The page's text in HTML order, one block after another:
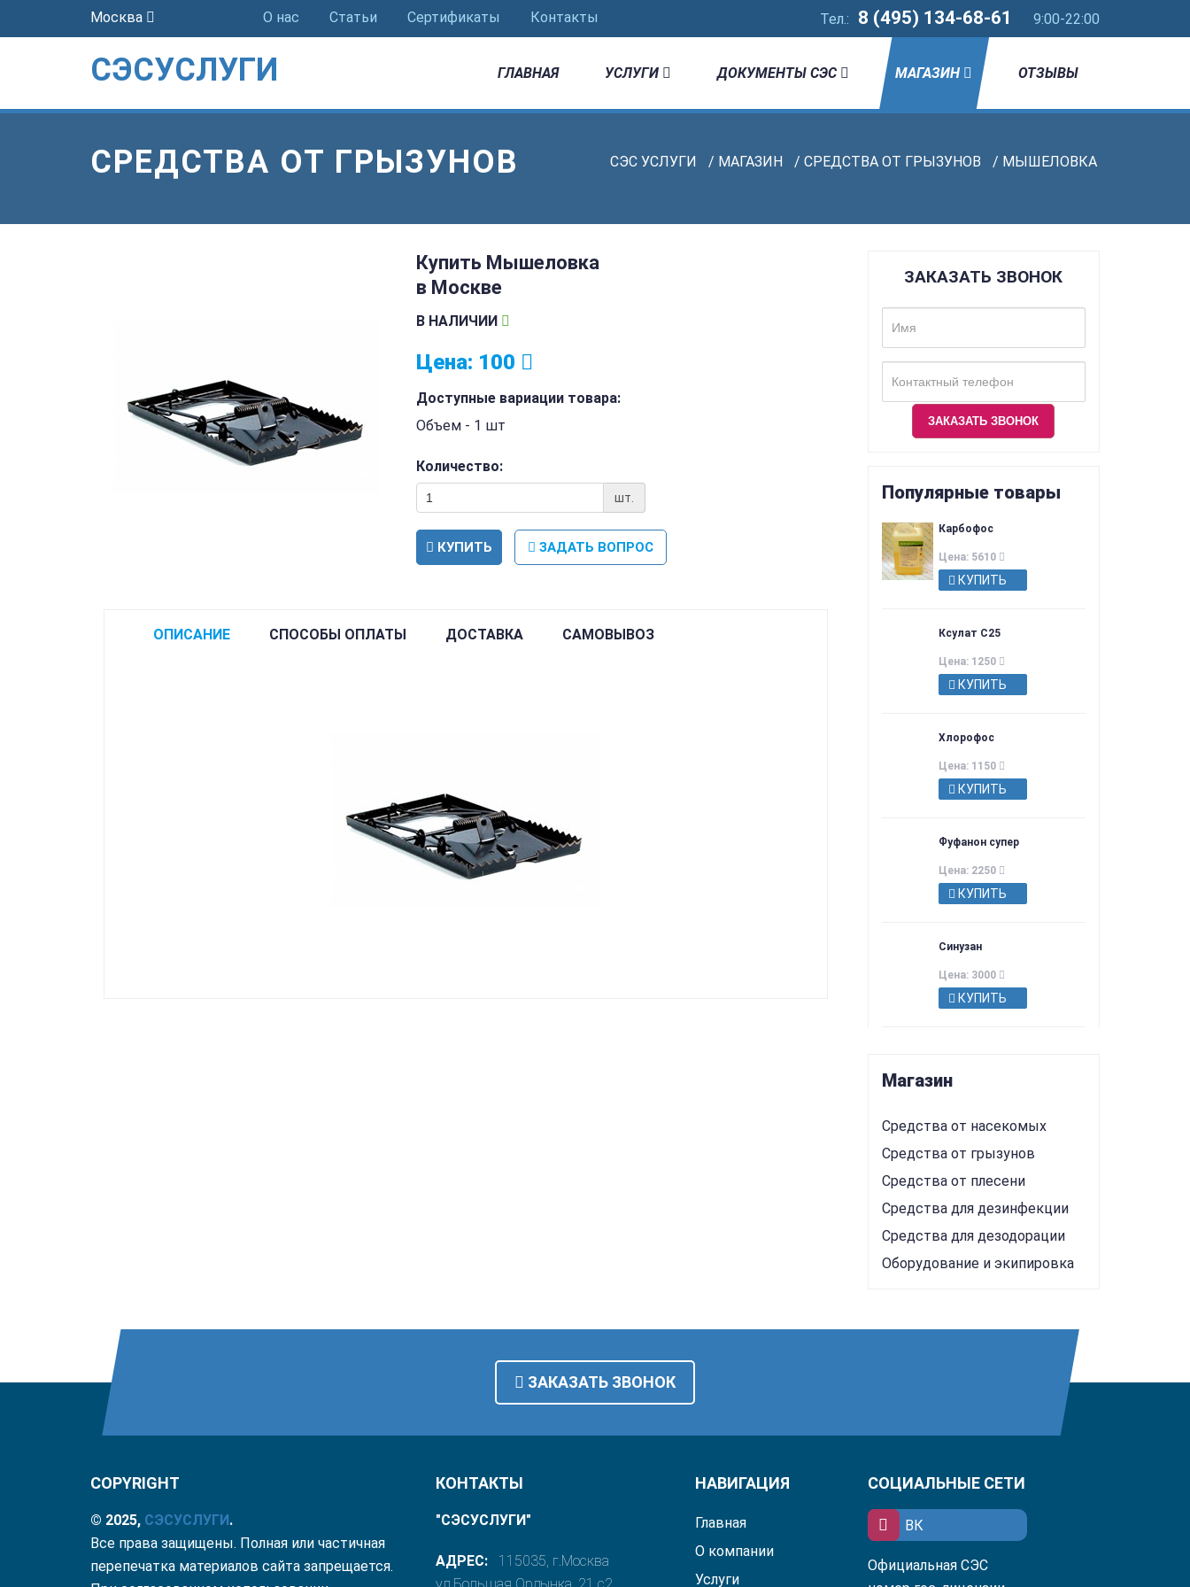
Москва О нас Статьи Сертификаты Контакты Тел.: 8 (495) 134-68-61 9:00-22:00
СЭСУСЛУГИ ГЛАВНАЯ УСЛУГИ ДОКУМЕНТЫ СЭС МАГАЗИН ОТЗЫВЫ
СРЕДСТВА ОТ ГРЫЗУНОВ СЭС УСЛУГИ / МАГАЗИН / СРЕДСТВА ОТ ГРЫЗУНОВ / МЫШЕЛОВКА
Купить Мышеловка
в Москве
В НАЛИЧИИ
Цена: 100
Доступные вариации товара:
Объем - 1 шт
Количество:
шт.
КУПИТЬ ЗАДАТЬ ВОПРОС
ОПИСАНИЕ СПОСОБЫ ОПЛАТЫ ДОСТАВКА САМОВЫВОЗ
ЗАКАЗАТЬ ЗВОНОК
Популярные товары
Карбофос
Цена: 5610
КУПИТЬ
Ксулат С25
Цена: 1250
КУПИТЬ
Хлорофос
Цена: 1150
КУПИТЬ
Фуфанон супер
Цена: 2250
КУПИТЬ
Синузан
Цена: 3000
КУПИТЬ
Магазин
Средства от насекомых
Средства от грызунов
Средства от плесени
Средства для дезинфекции
Средства для дезодорации
Оборудование и экипировка
ЗАКАЗАТЬ ЗВОНОК
COPYRIGHT
© 2025, СЭСУСЛУГИ.
Все права защищены. Полная или частичная
перепечатка материалов сайта запрещается.
КОНТАКТЫ
"СЭСУСЛУГИ"
АДРЕС:
115035, г.Москва
НАВИГАЦИЯ
Главная
О компании
Услуги
СОЦИАЛЬНЫЕ СЕТИ
ВК
Официальная СЭС